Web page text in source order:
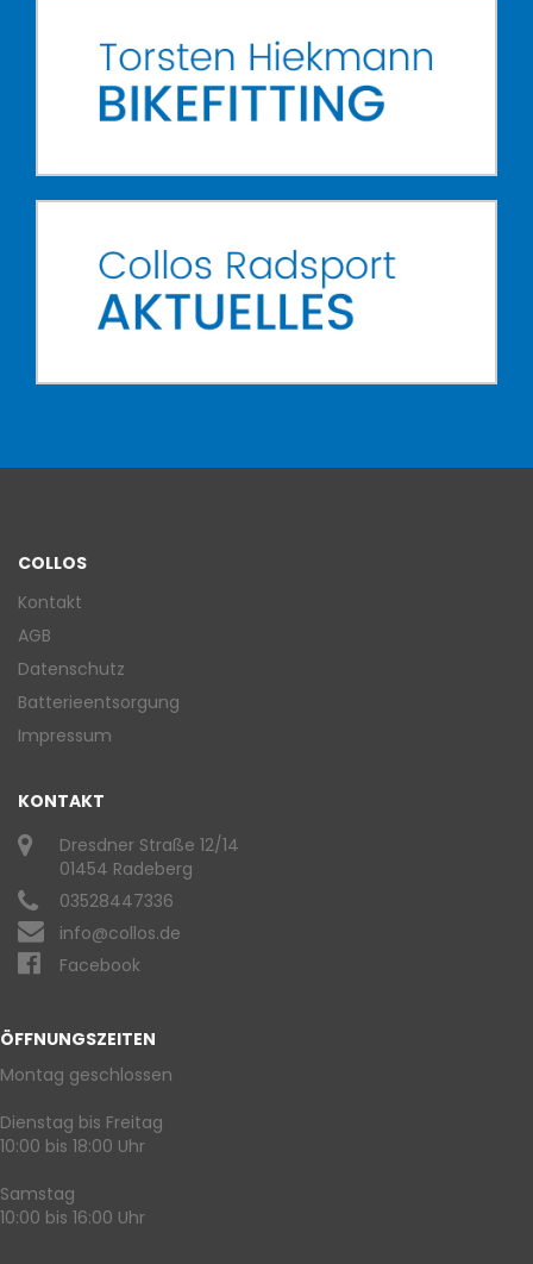
COLLOS
Kontakt
AGB
Datenschutz
Batterieentsorgung
Impressum
KONTAKT
Dresdner Straße 12/14
01454 Radeberg
03528447336
info@collos.de
Facebook
ÖFFNUNGSZEITEN
Montag geschlossen
Dienstag bis Freitag
10:00 bis 18:00 Uhr
Samstag
10:00 bis 16:00 Uhr